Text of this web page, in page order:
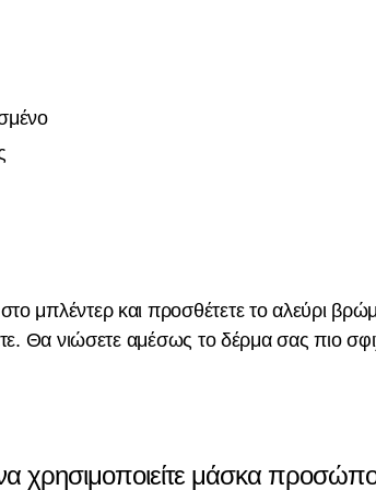
μπλέντερ και προσθέτετε το αλεύρι
Θα νιώσετε αμέσως το δέρμα σας πιο
χρησιμοποιείτε μάσκα